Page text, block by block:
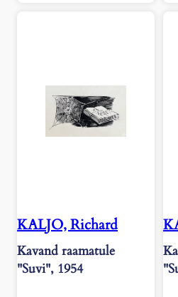
KALJO, Richard
Kavand raamatule
"Suvi", 1954